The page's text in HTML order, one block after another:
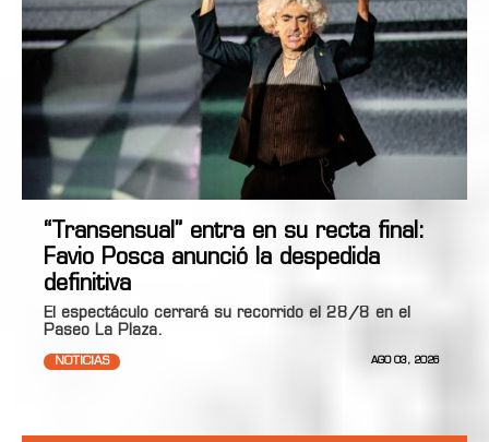
“Transensual” entra en su recta final:
Favio Posca anunció la despedida
definitiva
El espectáculo cerrará su recorrido el 28/8 en el
Paseo La Plaza.
NOTICIAS AGO 03, 2026